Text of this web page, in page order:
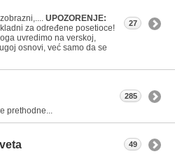
UPOZORENJE:
za određene posetioce!
uvredimo na verskoj,
osnovi, već samo da se
27
prethodne...
285
49